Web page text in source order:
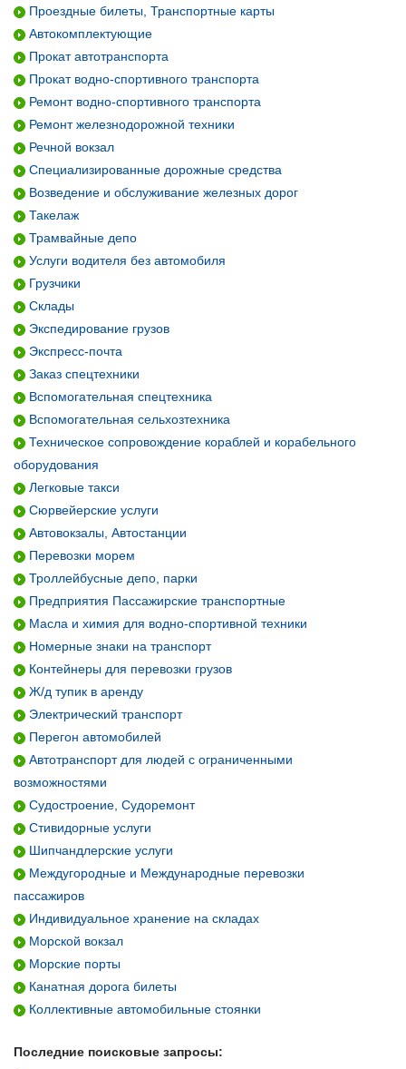
Проездные билеты, Транспортные карты
Автокомплектующие
Прокат автотранспорта
Прокат водно-спортивного транспорта
Ремонт водно-спортивного транспорта
Ремонт железнодорожной техники
Речной вокзал
Специализированные дорожные средства
Возведение и обслуживание железных дорог
Такелаж
Трамвайные депо
Услуги водителя без автомобиля
Грузчики
Склады
Экспедирование грузов
Экспресс-почта
Заказ спецтехники
Вспомогательная спецтехника
Вспомогательная сельхозтехника
Техническое сопровождение кораблей и корабельного
оборудования
Легковые такси
Сюрвейерские услуги
Автовокзалы, Автостанции
Перевозки морем
Троллейбусные депо, парки
Предприятия Пассажирские транспортные
Масла и химия для водно-спортивной техники
Номерные знаки на транспорт
Контейнеры для перевозки грузов
Ж/д тупик в аренду
Электрический транспорт
Перегон автомобилей
Автотранспорт для людей с ограниченными
возможностями
Судостроение, Судоремонт
Стивидорные услуги
Шипчандлерские услуги
Междугородные и Международные перевозки
пассажиров
Индивидуальное хранение на складах
Морской вокзал
Морские порты
Канатная дорога билеты
Коллективные автомобильные стоянки
Последние поисковые запросы: